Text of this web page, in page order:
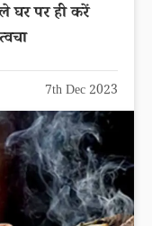
पर ही करें
7th Dec 2023